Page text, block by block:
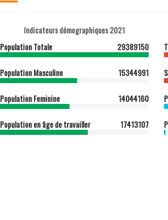
Indicateurs démographiques 2021
Population Totale
29389150
Population Masculine 15344991
Population Feminine 14044160
Population en âge de travailler 17413107